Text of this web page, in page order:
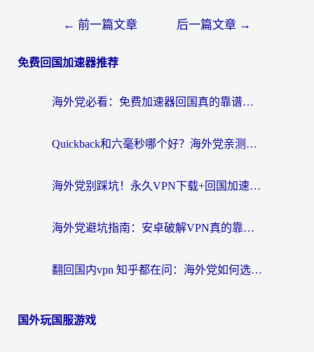
← 前一篇文章 后一篇文章 →
免费回国加速器推荐
海外党必看：免费加速器回国真的靠谱吗？3步教你选到好用的归雁替代
Quickback和六毫秒哪个好？海外党亲测：选对回国加速器，无缝刷剧办公不再愁
海外党别踩坑！永久VPN下载+回国加速器选择指南，无缝刷国内剧游戏支付
海外党避坑指南：安卓破解VPN真的靠谱吗？教你选对回国加速器无缝刷国内资源
翻回国内vpn 知乎都在问：海外党如何选对加速器，无缝刷剧打游戏？
国外玩国服游戏